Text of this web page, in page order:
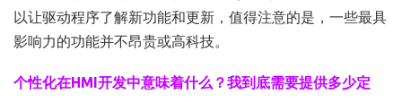
以让驱动程序了解新功能和更新，值得注意的是，一些最具
影响力的功能并不昂贵或高科技。
个性化在HMI开发中意味着什么？我到底需要提供多少定